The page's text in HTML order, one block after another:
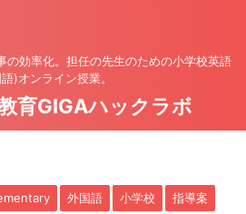
の効率化。担任の先生のための小学校英語
)オンライン授業。
育GIGAハックラボ
外国語 小学校 指導案